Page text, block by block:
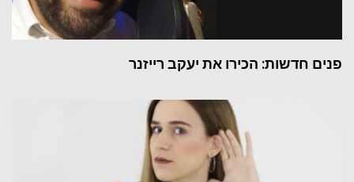
פנים חדשות: הכירו את יעקב רייזנר